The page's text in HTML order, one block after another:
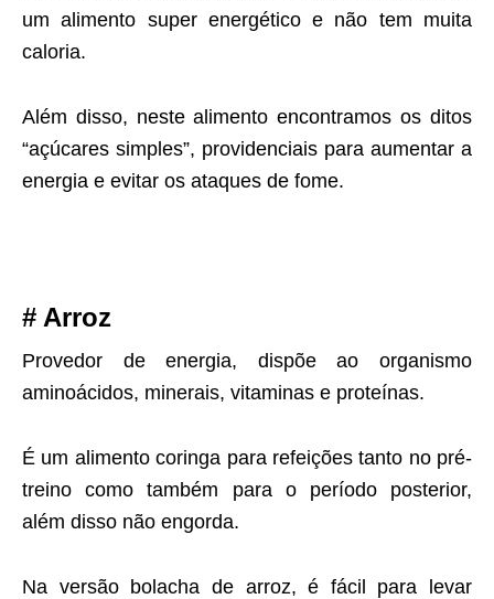
um alimento super energético e não tem muita
caloria.
Além disso, neste alimento encontramos os ditos
“açúcares simples”, providenciais para aumentar a
energia e evitar os ataques de fome.
# Arroz
Provedor de energia, dispõe ao organismo
aminoácidos, minerais, vitaminas e proteínas.
É um alimento coringa para refeições tanto no pré-
treino como também para o período posterior,
além disso não engorda.
Na versão bolacha de arroz, é fácil para levar